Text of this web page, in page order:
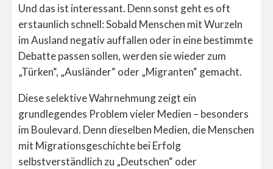
Und das ist interessant. Denn sonst geht es oft
erstaunlich schnell: Sobald Menschen mit Wurzeln
im Ausland negativ auffallen oder in eine bestimmte
Debatte passen sollen, werden sie wieder zum
„Türken“, „Ausländer“ oder „Migranten“ gemacht.
Diese selektive Wahrnehmung zeigt ein
grundlegendes Problem vieler Medien – besonders
im Boulevard. Denn dieselben Medien, die Menschen
mit Migrationsgeschichte bei Erfolg
selbstverständlich zu „Deutschen“ oder